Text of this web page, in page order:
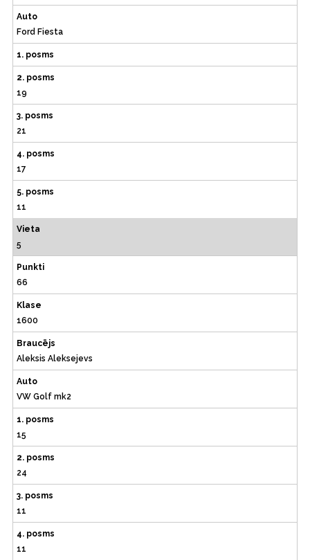
Auto
Ford Fiesta
1. posms
2. posms
19
3. posms
21
4. posms
17
5. posms
11
Vieta
5
Punkti
66
Klase
1600
Braucējs
Aleksis Aleksejevs
Auto
VW Golf mk2
1. posms
15
2. posms
24
3. posms
11
4. posms
11